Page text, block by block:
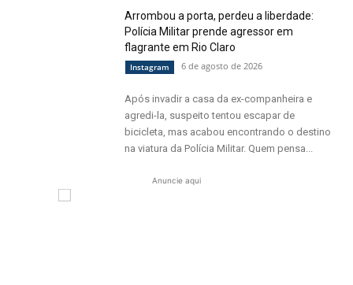
Arrombou a porta, perdeu a liberdade:
Polícia Militar prende agressor em
flagrante em Rio Claro
Instagram 6 de agosto de 2026
Após invadir a casa da ex-companheira e
agredi-la, suspeito tentou escapar de
bicicleta, mas acabou encontrando o destino
na viatura da Polícia Militar. Quem pensa...
Anuncie aqui